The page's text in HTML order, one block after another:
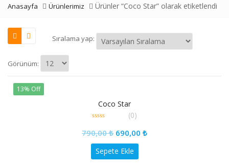
Anasayfa Ürünlerimiz Ürünler “Coco Star” olarak etiketlendi
Sıralama yap:
Görünüm:
13% Off
Coco Star
out
of
5
(0)
790,00₺ 690,00 ₺
Sepete Ekle